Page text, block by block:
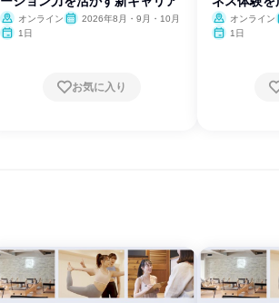
オンライン
2026年8月・9月・10月
1日
お気に入り
力
オンライン
1日